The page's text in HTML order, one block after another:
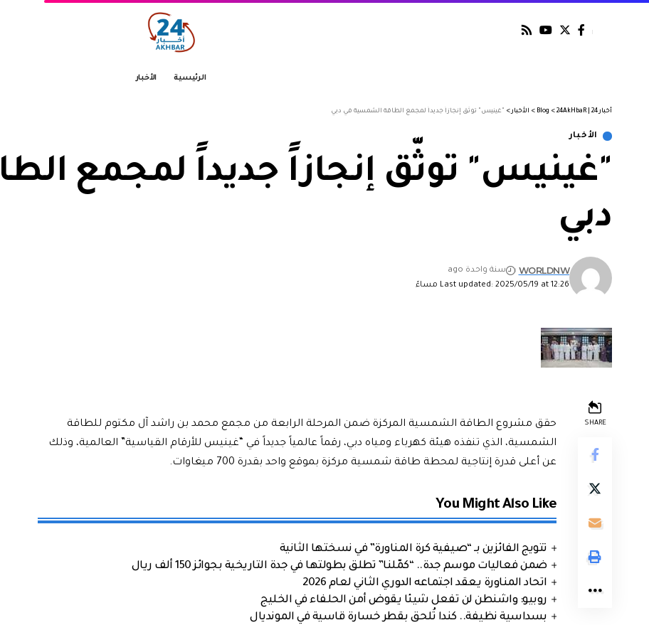
الرئيسية الأخبار
أخبار 24 | 24AkHbaR >
Blog
> الأخبار > "غينيس" توثّق إنجازاً جديداً لمجمع الطاقة الشمسية في دبي
الأخبار
"غينيس" توثّق إنجازاً جديداً لمجمع
دبي
Last updated: 2025/05/19 at 12:26 مساءً
WORLDNW
سنة واحدة ago
SHARE
حقق مشروع الطاقة الشمسية المركزة ضمن المرحلة الرابعة من مجمع محمد بن راشد آل مكتوم للطاقة
الشمسية، الذي تنفذه هيئة كهرباء ومياه دبي، رقماً عالمياً جديداً في “غينيس للأرقام القياسية” العالمية، وذلك
عن أعلى قدرة إنتاجية لمحطة طاقة شمسية مركزة بموقع واحد بقدرة 700 ميغاوات.
You Might Also Like
تتويج الفائزين بـ “صيفية كرة المناورة” في نسختها الثانية
ضمن فعاليات موسم جدة.. “كمّلنا” تطلق بطولتها في جدة التاريخية بجوائز 150 ألف ريال
اتحاد المناورة يعقد اجتماعه الدوري الثاني لعام 2026
روبيو: واشنطن لن تفعل شيئا يقوض أمن الحلفاء في الخليج
بسداسية نظيفة.. كندا تُلحق بقطر خسارة قاسية في المونديال